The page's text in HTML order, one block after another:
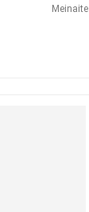
Meinaite